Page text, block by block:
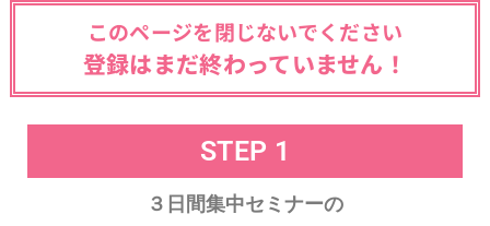
このページを閉じないでください
登録はまだ終わっていません！
STEP 1
３日間集中セミナーの